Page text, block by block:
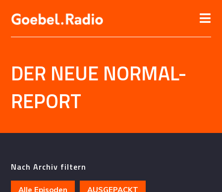
DER NEUE NORMAL-
REPORT
Nach Archiv filtern
Alle Episoden AUSGEPACKT